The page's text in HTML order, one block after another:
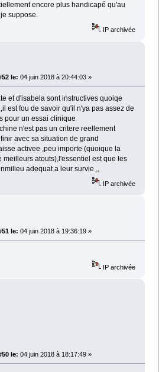
encore plus handicapé qu'au
suppose.
IP archivée
le: 04 juin 2018 à 20:44:03 »
et d'isabela sont instructives quoiqe
est fou de savoir qu'il n'ya pas assez de
pour un essai clinique
n'est pas un critere reellement
avec sa situation de grand
activee ,peu importe (quoique la
meilleurs atouts),l'essentiel est que les
adequat a leur survie ,,
IP archivée
le: 04 juin 2018 à 19:36:19 »
IP archivée
le: 04 juin 2018 à 18:17:49 »